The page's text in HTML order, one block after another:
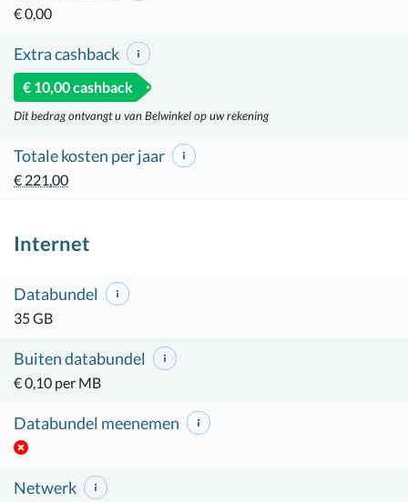
€ 0,00
Extra cashback
€ 10,00 cashback
Dit bedrag ontvangt u van Belwinkel op uw rekening
Totale kosten per jaar
€ 221,00
Internet
Databundel
35 GB
Buiten databundel
€ 0,10 per MB
Databundel meenemen
Netwerk